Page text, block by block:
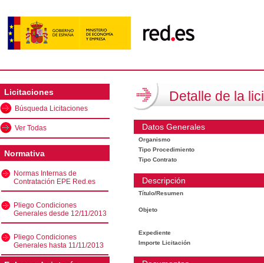
Licitaciones
Búsqueda Licitaciones
Ver Todas
Normativa
Normas Internas de
Contratación EPE Red.es
Pliego Condiciones
Generales desde 12/11/2013
Pliego Condiciones
Generales hasta 11/11/2013
Detalle de la
Datos Generales
Organismo
Tipo Procedimiento
Tipo Contrato
Descripción
Título/Resumen
Objeto
Expediente
Importe Licitación